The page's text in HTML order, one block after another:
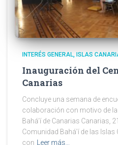
INTERÉS GENERAL ISLAS
Inauguración del
Canarias
Concluye una semana de
colaboración con motivo de
Bahá’í de Canarias Canarias,
Comunidad Bahá’í de las
con Leer más…